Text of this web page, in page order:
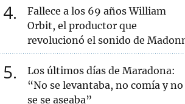
4
Fallece a los 69 años William
Orbit, el productor que
revolucionó el sonido de
5
Los últimos días de Maradona:
“No se levantaba, no comía y no
se se aseaba”